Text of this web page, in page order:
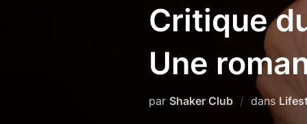
Critique
Une
par Shaker Club dans